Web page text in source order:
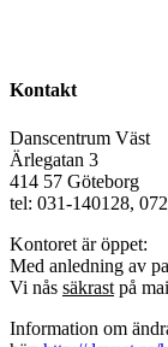
Kontakt
Danscentrum Väst
Ärlegatan 3
414 57 Göteborg
tel: 031-140128,
Kontoret är öppet:
Med anledning av
Vi nås säkrast på
Information om